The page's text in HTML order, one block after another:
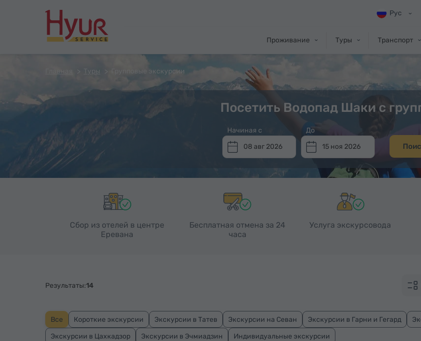
Рус
Проживание Туры Транспорт
Туры Групповые экскурсии
Посетить Водопад Шаки с
Начиная с
08 авг 2026
До
15 ноя 2026
Сбор из отелей в центре
Еревана
Бесплатная отмена за 24
часа
Услуга экскурсовода
Результаты:14
Все Короткие экскурсии Экскурсии в Татев Экскурсии на Севан Экскурсии в Гарни и Гегард
Экскурсии в Цахкадзор
Экскурсии в Эчмиадзин Индивидуальные экскурсии